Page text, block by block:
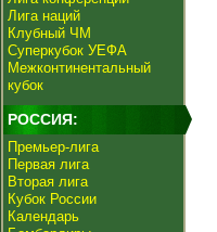
Лига наций
Клубный ЧМ
Суперкубок УЕФА
Межконтинентальный
кубок
РОССИЯ:
Премьер-лига
Первая лига
Вторая лига
Кубок России
Календарь